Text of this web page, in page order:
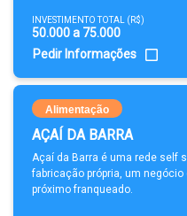
INVESTIMENTO TOTAL (R$)
50.000 a 75.000
Pedir Informações
Alimentação
AÇAÍ DA BARRA
Açaí da Barra é uma rede self
fabricação própria, um
próximo franqueado.